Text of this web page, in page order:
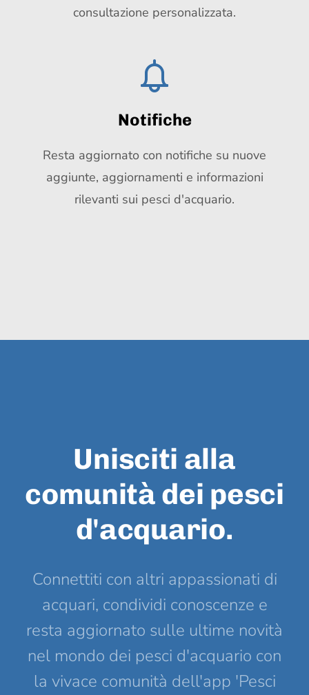
consultazione personalizzata.
Notifiche
Resta aggiornato con notifiche su nuove
aggiunte, aggiornamenti e informazioni
rilevanti sui pesci d'acquario.
Unisciti alla
comunità dei pesci
d'acquario.
Connettiti con altri appassionati di
acquari, condividi conoscenze e
resta aggiornato sulle ultime novità
nel mondo dei pesci d'acquario con
la vivace comunità dell'app 'Pesci